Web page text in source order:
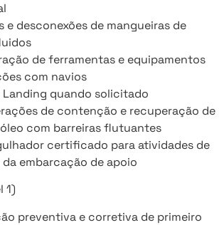
e desconexões de mangueiras de
de ferramentas e equipamentos
com navios
Landing quando solicitado
de contenção e recuperação de
com barreiras flutuantes
certificado para atividades de
embarcação de apoio
1)
preventiva e corretiva de primeiro